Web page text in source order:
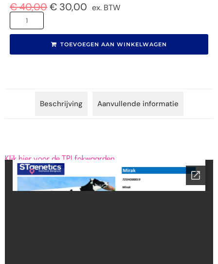
€40,00€ 30,00 ex. BTW
TOEVOEGEN AAN WINKELWAGEN
Beschrijving Aanvullende informatie
Klik hier voor de TPI fokwaarden